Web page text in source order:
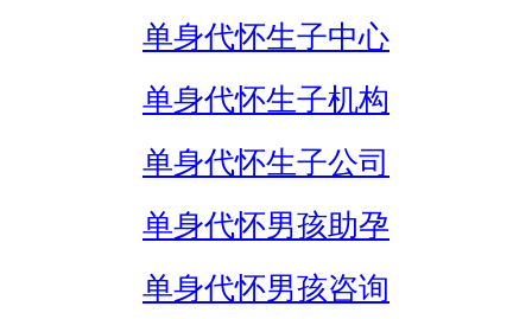
单身代怀生子中心
单身代怀生子机构
单身代怀生子公司
单身代怀男孩助孕
单身代怀男孩咨询